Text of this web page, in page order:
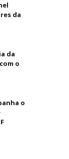
da
da
o
o